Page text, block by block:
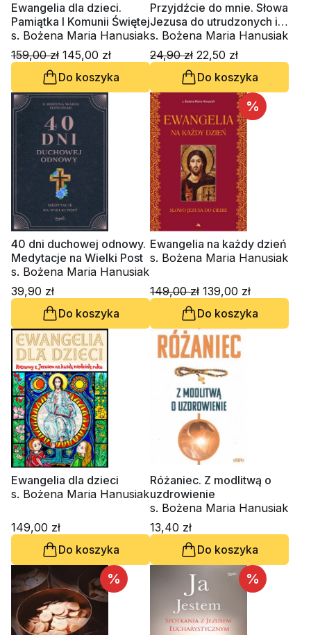
Ewangelia dla dzieci.
Pamiątka I Komunii Świętej
s. Bożena Maria Hanusiak
159,00 zł 145,00 zł
Do koszyka
Przyjdźcie do mnie. Słowa
Jezusa do utrudzonych i
obciążonych
s. Bożena Maria Hanusiak
24,90 zł 22,50 zł
Do koszyka
40 dni duchowej odnowy.
Medytacje na Wielki Post
s. Bożena Maria Hanusiak
39,90 zł
Do koszyka
%
Ewangelia na każdy dzień
s. Bożena Maria Hanusiak
149,00 zł 139,00 zł
Do koszyka
Ewangelia dla dzieci
s. Bożena Maria Hanusiak
149,00 zł
Do koszyka
Różaniec. Z modlitwą o
uzdrowienie
s. Bożena Maria Hanusiak
13,40 zł
Do koszyka
% %